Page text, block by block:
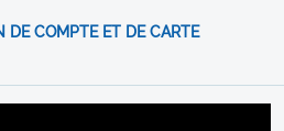
DE COMPTE ET DE CARTE